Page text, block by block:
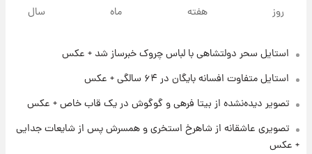
۱۲ ساعت پیش
فال قهوه روزانه یکشنبه ۱۸ مرداد ماه ۱۴۰۵
روز هفته ماه سال
استایل سحر دولتشاهی با لباس چروک خبرساز شد + عکس
استایل متفاوت افسانه بایگان در ۶۴ سالگی + عکس
تصویر دیده‌نشده از بیتا فرهی و گوگوش در یک قاب خاص + عکس
تصویری عاشقانه از شاهرخ استخری و همسرش پس از شایعات جدایی
+ عکس